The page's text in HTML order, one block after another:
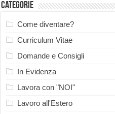
Categorie
Come diventare?
Curriculum Vitae
Domande e Consigli
In Evidenza
Lavora con "NOI"
Lavoro all'Estero